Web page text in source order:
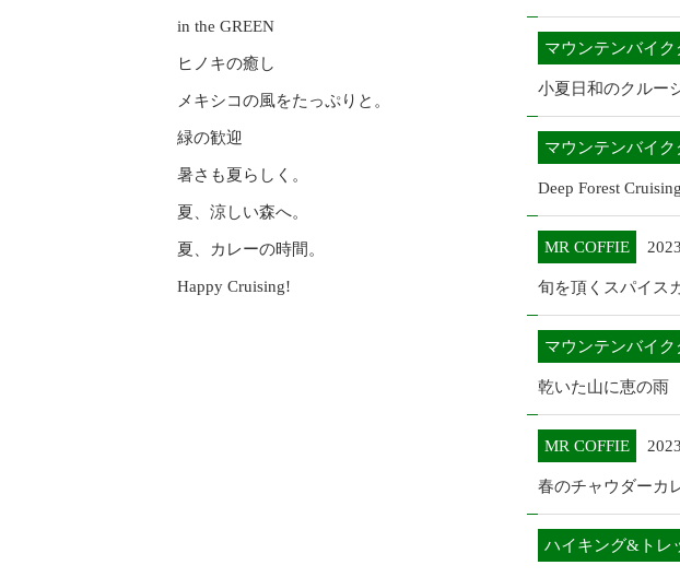
in the GREEN
ヒノキの癒し
メキシコの風をたっぷりと。
緑の歓迎
暑さも夏らしく。
夏、涼しい森へ。
夏、カレーの時間。
Happy Cruising!
マウンテンバイ
小夏日和のクルー
マウンテンバイ
Deep Forest Cruising
MR COFFIE
旬を頂くスパイス
マウンテンバイ
乾いた山に恵の雨
MR COFFIE
春のチャウダーカ
ハイキング&トレ